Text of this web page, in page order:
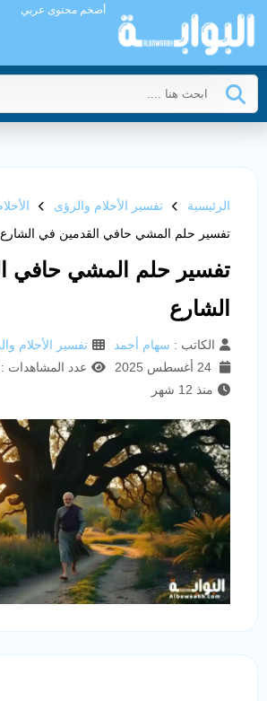
أضخم محتوى عربي
الرئيسية تفسير الأحلام والرؤى
تفسير حلم المشي حافي القدمين في الشارع
تفسير حلم المشي حافي
الشارع
الكاتب : سهام أحمد
تفسير الأحلام
عدد المشاهدات : 930
منذ 12 شهر